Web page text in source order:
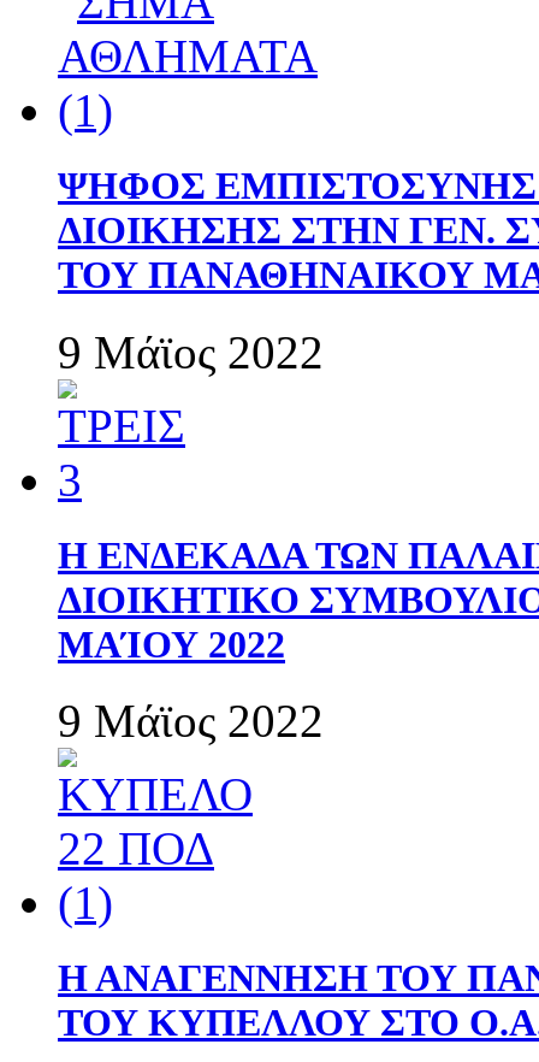
ΨΗΦΟΣ
ΔΙΟΙΚΗΣΗΣ ΣΤΗΝ ΓΕΝ.
ΤΟΥ ΠΑΝΑΘΗΝΑΙΚΟΥ
9 Μάϊος 2022
Η ΕΝΔΕΚΑΔΑ ΤΩΝ
ΔΙΟΙΚΗΤΙΚΟ
ΜΑΊΟΥ 2022
9 Μάϊος 2022
Η ΑΝΑΓΕΝΝΗΣΗ ΤΟΥ
ΤΟΥ ΚΥΠΕΛΛΟΥ ΣΤΟ